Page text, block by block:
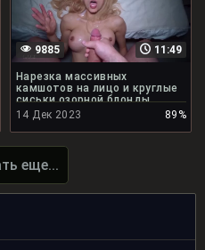
11:49
9885
Нарезка массивных
камшотов на лицо и круглые
сиськи озорной блонды
14 Дек 2023
89%
еще...